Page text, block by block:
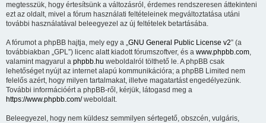
megtesszük, hogy értesítsünk a változásról, érdemes rendszeresen áttekinteni
ezt az oldalt, mivel a fórum használati feltételeinek megváltoztatása utáni
további használatával beleegyezel az új feltételek betartásába.
A fórumot a phpBB hajtja, mely egy a „GNU General Public License v2” (a
továbbiakban „GPL”) licenc alatt kiadott fórumszoftver, és a www.phpbb.com,
valamint magyarul a phpbb.hu weboldalról tölthető le. A phpBB csak
lehetőséget nyújt az internet alapú kommunikációra; a phpBB Limited nem
felelős azért, hogy milyen tartalmakat, illetve magatartást engedélyezünk.
További információért a phpBB-ről, kérjük, látogasd meg a
https://www.phpbb.com/weboldalt.
Beleegyezel, hogy nem küldesz semmilyen sértegető, obszcén, vulgáris,